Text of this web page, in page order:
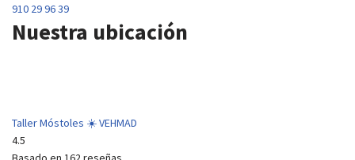
910 29 96 39
Nuestra ubicación
Taller Móstoles ☀️ VEHMAD
4.5